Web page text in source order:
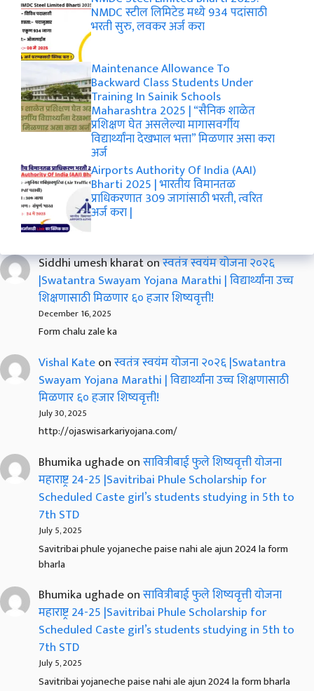
NMDC स्टील लिमिटेड मध्ये 934 पदांसाठी
भरती सुरु, लवकर अर्ज करा
Maintenance Allowance To
Backward Class Students Under
Training In Sainik Schools
Maharashtra 2025 | “सैनिक शाळेत
प्रशिक्षण घेत असलेल्या मागासवर्गीय
विद्यार्थ्यांना देखभाल भत्ता” मिळणार असा करा
अर्ज
Airports Authority Of India (AAI)
Bharti 2025 | भारतीय विमानतळ
प्राधिकरणात 309 जागांसाठी भरती, त्वरित
अर्ज करा |
Siddhi umesh kharatonस्वतंत्र स्वयंम योजना २०२६
|Swatantra Swayam Yojana Marathi | विद्यार्थ्यांना उच्च
शिक्षणासाठी मिळणार ६० हजार शिष्यवृत्ती!
December 16, 2025
Form chalu zale ka
Vishal Kateonस्वतंत्र स्वयंम योजना २०२६ |Swatantra
Swayam Yojana Marathi | विद्यार्थ्यांना उच्च शिक्षणासाठी
मिळणार ६० हजार शिष्यवृत्ती!
July 30, 2025
http://ojaswisarkariyojana.com/
Bhumika ughadeonसावित्रीबाई फुले शिष्यवृत्ती योजना
महाराष्ट्र 24-25 |Savitribai Phule Scholarship for
Scheduled Caste girl’s students studying in 5th to
7th STD
July 5, 2025
Savitribai phule yojaneche paise nahi ale ajun 2024 la form
bharla
Bhumika ughadeonसावित्रीबाई फुले शिष्यवृत्ती योजना
महाराष्ट्र 24-25 |Savitribai Phule Scholarship for
Scheduled Caste girl’s students studying in 5th to
7th STD
July 5, 2025
Savitribai yojaneche paise nahi ale ajun 2024 la form bharla